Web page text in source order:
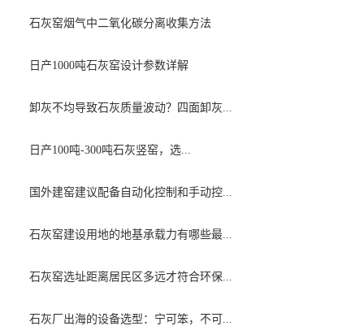
石灰窑烟气中二氧化碳分离收集方法
日产1000吨石灰窑设计参数详解
卸灰不均导致石灰质量波动？四面卸灰...
日产100吨-300吨石灰竖窑，选...
国外建窑建议配备自动化控制和手动控...
石灰窑建设用地的地基承载力有哪些最...
石灰窑选址距离居民区多远才符合环保...
石灰厂出海的设备选型：宁可笨，不可...